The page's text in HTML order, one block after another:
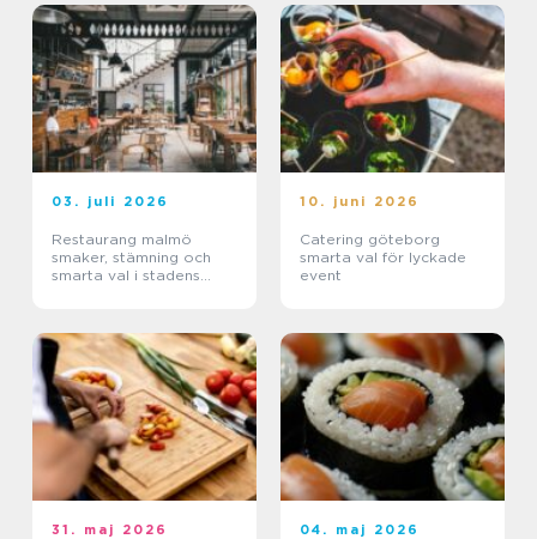
03. juli 2026
Restaurang malmö
smaker, stämning och
smarta val i stadens
10. juni 2026
Catering göteborg
smarta val för lyckade
event
31. maj 2026 04. maj 2026